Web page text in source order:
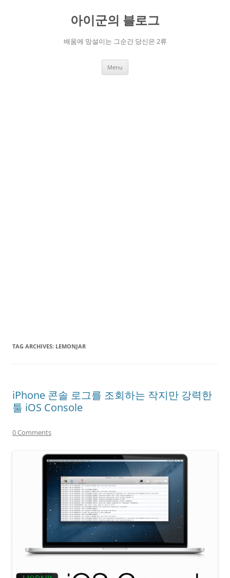
아이군의 블로그
배움에 망설이는 그순간 당신은 2류
Menu
TAG ARCHIVES: LEMONJAR
iPhone 콘솔 로그를 조회하는 작지만 강력한
툴 iOS Console
0 Comments